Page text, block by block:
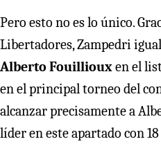
Pero esto no es lo único.
Libertadores, Zampedri
Alberto Fouilliouxen el
en el principal torneo del
alcanzar precisamente a
líder en este apartado con